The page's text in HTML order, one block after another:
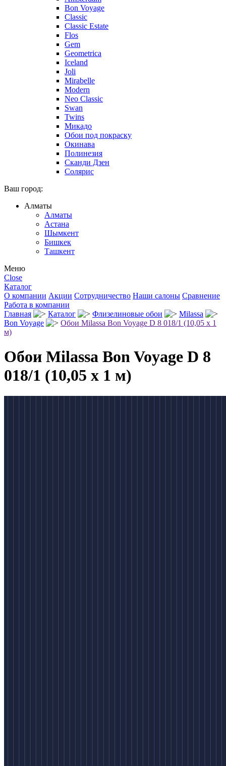
Bon Voyage
Classic
Classic Estate
Flos
Gem
Geometrica
Iceland
Joli
Mirabelle
Modern
Neo Classic
Swan
Twins
Микадо
Обои под покраску
Окинава
Полинезия
Сканди Дзен
Солярис
Ваш город:
Алматы
Алматы
Астана
Шымкент
Бишкек
Ташкент
Меню
Close
Каталог
О компании Акции Сотрудничество Наши салоны Сравнение
Работа в компании
Главная
Каталог Флизелиновые обои
Milassa
Bon Voyage
Обои Milassa Bon Voyage D 8 018/1 (10,05 х 1
м)
Обои Milassa Bon Voyage D 8
018/1 (10,05 х 1 м)